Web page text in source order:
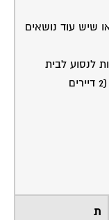
שיש עוד נושאים
לנסוע לבית
המשפט, האם באפשרותה למנות נציגים (2 דיירים
ת